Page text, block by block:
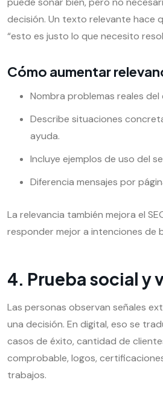
decisión. Un texto relevante hace
“esto es justo lo que necesito
Cómo aumentar
Nombra problemas reales del
Describe situaciones
ayuda.
Incluye ejemplos de uso del
Diferencia mensajes por
La relevancia también mejora el
responder mejor a intenciones de
4. Prueba social y
Las personas observan señales
una decisión. En digital, eso se
casos de éxito, cantidad de
comprobable, logos,
trabajos.